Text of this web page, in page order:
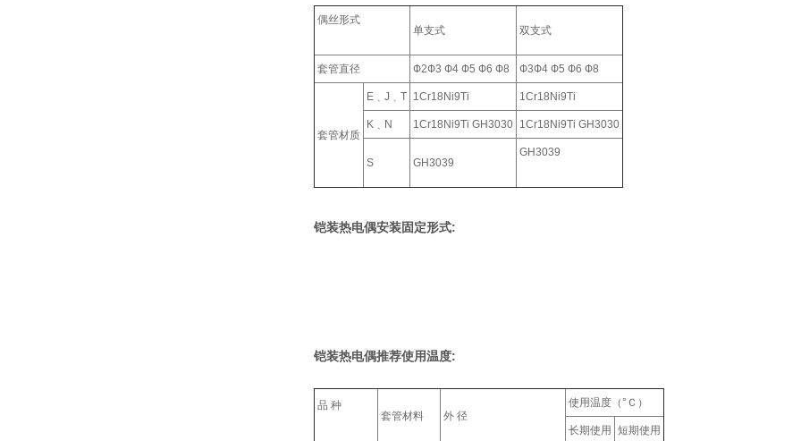
偶丝形式
单支式
双支式
套管直径 Ф2Ф3 Ф4 Ф5 Ф6 Ф8 Ф3Ф4 Ф5 Ф6 Ф8
套管材质
E﹑J﹑T 1Cr18Ni9Ti 1Cr18Ni9Ti
K﹑N 1Cr18Ni9Ti GH3030 1Cr18Ni9Ti GH3030
S GH3039
GH3039
铠装热电偶安装固定形式:
铠装热电偶推荐使用温度:
品 种
套管材料
外 径
使用温度（°Ｃ）
长期使用 短期使用